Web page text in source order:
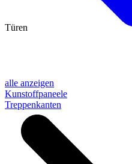
alle anzeigen
Kunstoffpaneele
Treppenkanten
Türen